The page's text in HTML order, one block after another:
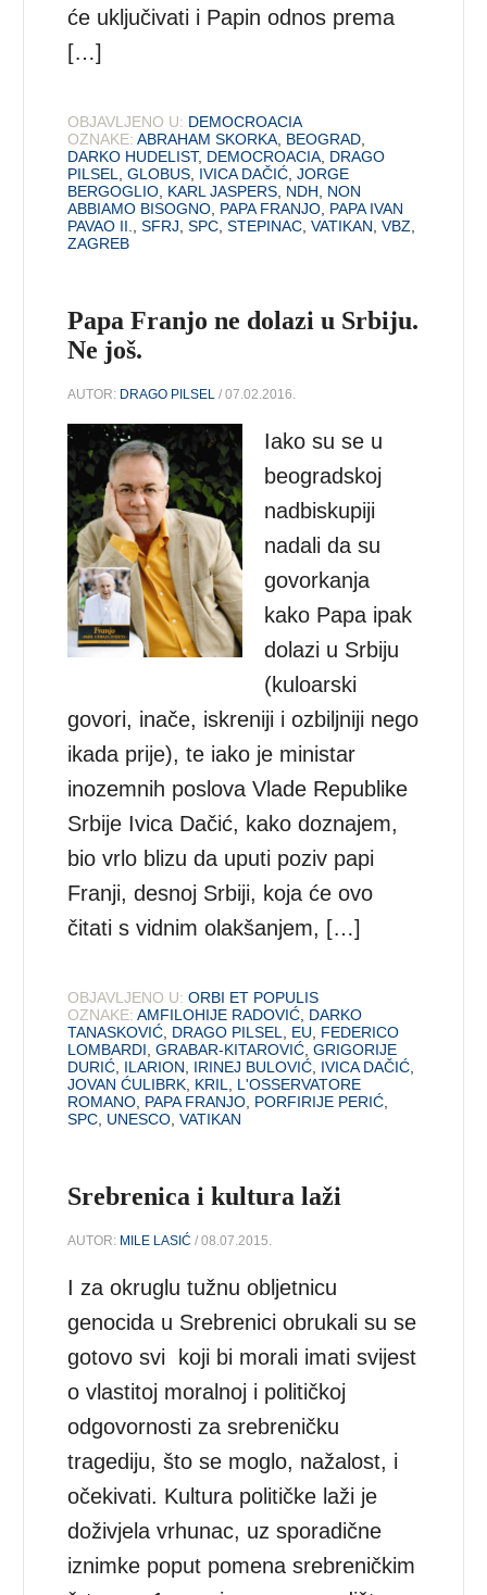
će uključivati i Papin odnos prema
[…]
OBJAVLJENO U: DEMOCROACIA
OZNAKE: ABRAHAM SKORKA, BEOGRAD,
DARKO HUDELIST, DEMOCROACIA, DRAGO
PILSEL,GLOBUS, IVICA DAČIĆ,JORGE
BERGOGLIO, KARL JASPERS, NDH, NON
ABBIAMO BISOGNO, PAPA FRANJO, PAPA IVAN
PAVAO II.,SFRJ,SPC,STEPINAC,VATIKAN,VBZ,
ZAGREB
Papa Franjo ne dolazi u Srbiju.
Ne još.
AUTOR: DRAGO PILSEL / 07.02.2016.
Iako su se u
beogradskoj
nadbiskupiji
nadali da su
govorkanja
kako Papa ipak
dolazi u Srbiju
(kuloarski
govori, inače, iskreniji i ozbiljniji nego
ikada prije), te iako je ministar
inozemnih poslova Vlade Republike
Srbije Ivica Dačić, kako doznajem,
bio vrlo blizu da uputi poziv papi
Franji, desnoj Srbiji, koja će ovo
čitati s vidnim olakšanjem, […]
OBJAVLJENO U: ORBI ET POPULIS
OZNAKE: AMFILOHIJE RADOVIĆ DARKO
TANASKOVIĆ DRAGO PILSEL EU
FEDERICO
LOMBARDI ,GRABAR-KITAROVIĆ ,GRIGORIJE
DURIĆ ILARION IRINEJ BULOVIĆ IVICA DAČIĆ
JOVAN ĆULIBRK KRIL
L'OSSERVATORE
ROMANO PAPA FRANJO PORFIRIJE PERIĆ
SPC UNESCO ,VATIKAN
Srebrenica i kultura laži
AUTOR: MILE LASIĆ / 08.07.2015.
I za okruglu tužnu obljetnicu
genocida u Srebrenici obrukali su se
gotovo svi koji bi morali imati svijest
o vlastitoj moralnoj i političkoj
odgovornosti za srebreničku
tragediju, što se moglo, nažalost, i
očekivati. Kultura političke laži je
doživjela vrhunac, uz sporadične
iznimke poput pomena srebreničkim